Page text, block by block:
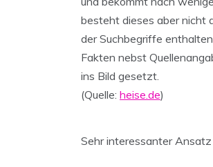
besteht dieses aber nicht
der Suchbegriffe
Fakten nebst
ins Bild gesetzt.
(Quelle: heise.de)
Sehr interessanter Ansatz